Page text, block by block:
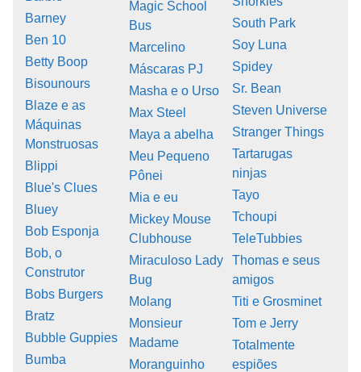
Barney
Ben 10
Betty Boop
Bisounours
Blaze e as
Máquinas
Monstruosas
Blippi
Blue's Clues
Bluey
Bob Esponja
Bob, o
Construtor
Bobs Burgers
Bratz
Bubble Guppies
Bumba
Magic School
Bus
Marcelino
Máscaras PJ
Masha e o Urso
Max Steel
Maya a abelha
Meu Pequeno
Pônei
Mia e eu
Mickey Mouse
Clubhouse
Miraculoso Lady
Bug
Molang
Monsieur
Madame
Moranguinho
South Park
Soy Luna
Spidey
Sr. Bean
Steven Universe
Stranger Things
Tartarugas
ninjas
Tayo
Tchoupi
TeleTubbies
Thomas e seus
amigos
Titi e Grosminet
Tom e Jerry
Totalmente
espiões